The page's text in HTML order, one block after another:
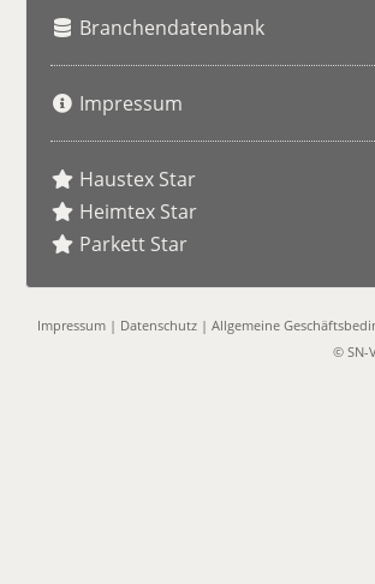
Branchendatenbank
Impressum
Haustex Star
Heimtex Star
Parkett Star
Impressum | Datenschutz |Allgemeine
© SN-